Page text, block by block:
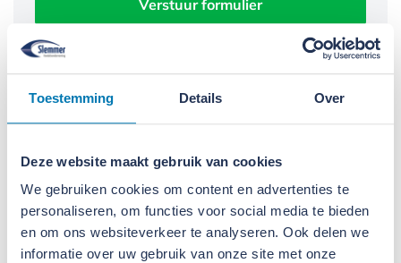
Toestemming Details Over
Deze website maakt gebruik van cookies
We gebruiken cookies om content en advertenties te
personaliseren, om functies voor social media te bieden
en om ons websiteverkeer te analyseren. Ook delen we
informatie over uw gebruik van onze site met onze
Verstuur formulier
Daarom kiest u voor Slemmer
We leveren alleen kwaliteit
We denken in oplossingen